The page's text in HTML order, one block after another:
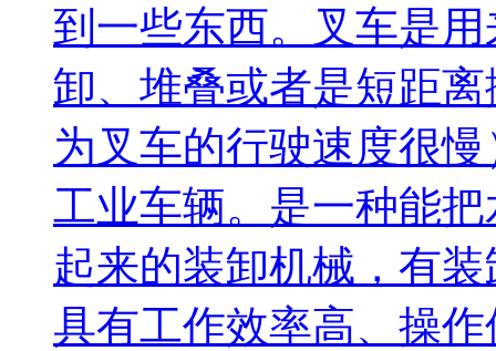
到一些东西。叉车是
卸、堆叠或者是短距
为叉车的行驶速度很
工业车辆。是一种能
起来的装卸机械，有
具有工作效率高、操